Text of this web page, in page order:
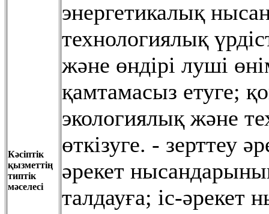
Кәсіптік
қызметтің
типтік
мәселесі
энергетикалық
технологиялық
жəне өндірі луші
қамтамасыз етуге;
экологиялық жəне
өткізуге. - зерттеу
əрекет
талдауға; іс-əрекет